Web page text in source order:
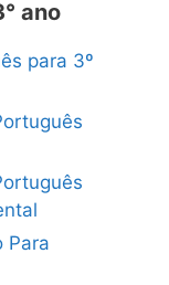
ano
para 3º
Para